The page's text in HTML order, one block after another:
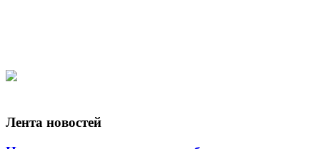
Лента новостей